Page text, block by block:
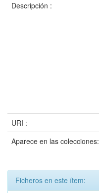
Descripción :
URI :
Aparece en las colecciones:
Ficheros en este ítem: